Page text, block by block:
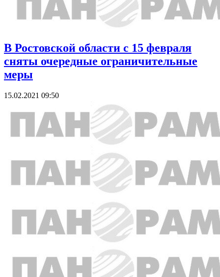
В Ростовской области с 15 февраля
сняты очередные ограничительные
меры
15.02.2021 09:50